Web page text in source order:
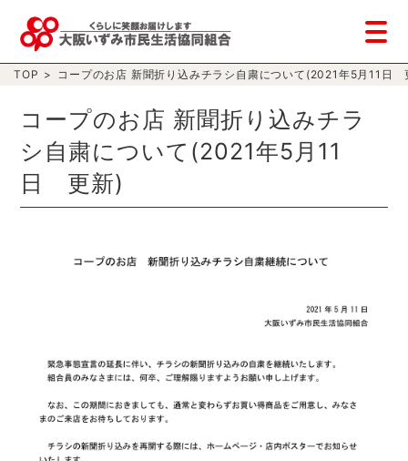
TOP > コープのお店 新聞折り込みチラシ自粛について(2021年5月11日
コープのお店 新聞折り込みチラ
シ自粛について(2021年5月11
日 更新)